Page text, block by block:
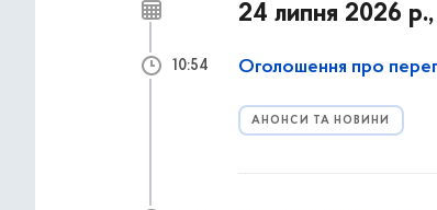
24 липня 2026 р.,
Оголошення про
АНОНСИ ТА НОВИНИ
10:54